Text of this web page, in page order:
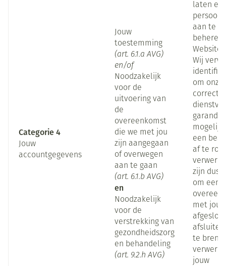
Categorie 4
Jouw
accountgegevens
Jouw
toestemming
(art. 6.1.a AVG)
en/of
Noodzakelijk
voor de
uitvoering van
de
overeenkomst
die we met jou
zijn aangegaan
of overwegen
aan te gaan
(art. 6.1.b AVG)
en
Noodzakelijk
voor de
verstrekking van
gezondheidszorg
en behandeling
(art. 9.2.h AVG)
laten
aan te
beheren
Website.
Wij
om onze
correcte
mogelijk
een
af te
zijn dus
om een
met jou
te
jouw